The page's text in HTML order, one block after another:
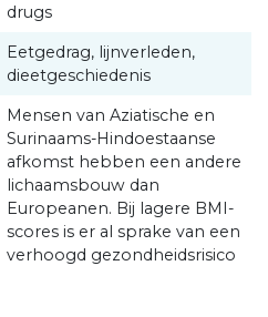
drugs
Eetgedrag, lijnverleden,
dieetgeschiedenis
Mensen van Aziatische en
Surinaams-Hindoestaanse
afkomst hebben een andere
lichaamsbouw dan
Europeanen. Bij lagere BMI-
scores is er al sprake van een
verhoogd gezondheidsrisico